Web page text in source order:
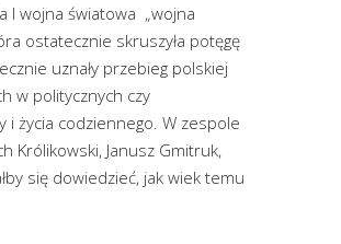
I wojna światowa ­ „wojna
ostatecznie skruszyła potęgę
uznały przebieg polskiej
w politycznych czy
i życia codziennego. W zespole
Królikowski, Janusz Gmitruk,
się dowiedzieć, jak wiek temu